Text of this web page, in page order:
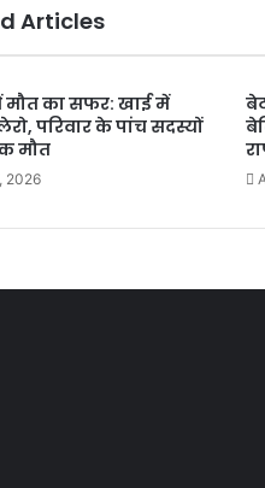
Articles
मौत का सफर: खाई में
परिवार के पांच सदस्यों
मौत
2026